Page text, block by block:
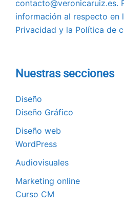
contacto@veronicaruiz.es.
información al respecto en
Privacidad y la Política de
Nuestras secciones
Diseño
Diseño Gráfico
Diseño web
WordPress
Audiovisuales
Marketing online
Curso CM